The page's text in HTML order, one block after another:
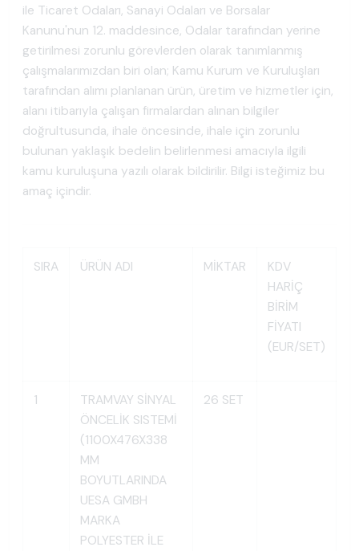
ile Ticaret Odaları, Sanayi Odaları ve Borsalar
Kanunu'nun 12. maddesince, Odalar tarafından yerine
getirilmesi zorunlu görevlerden olarak tanımlanmış
çalışmalarımızdan biri olan; Kamu Kurum ve Kuruluşları
tarafından alımı planlanan ürün, üretim ve hizmetler için,
alanı itibarıyla çalışan firmalardan alınan bilgiler
doğrultusunda, ihale öncesinde, ihale için zorunlu
bulunan yaklaşık bedelin belirlenmesi amacıyla ilgili
kamu kuruluşuna yazılı olarak bildirilir. Bilgi isteğimiz bu
amaç içindir.
SIRA ÜRÜN ADI MİKTAR
KDV
HARİÇ
BİRİM
FİYATI
(EUR/SET)
1
TRAMVAY SİNYAL
ÖNCELİK SISTEMİ
(1100X476X338
MM
BOYUTLARINDA
UESA GMBH
MARKA
POLYESTER İLE
26 SET